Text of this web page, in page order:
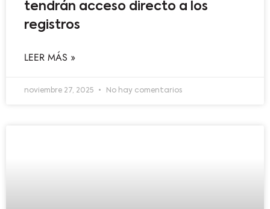
tendrán acceso directo a los
registros
LEER MÁS »
noviembre 27, 2025 No hay comentarios